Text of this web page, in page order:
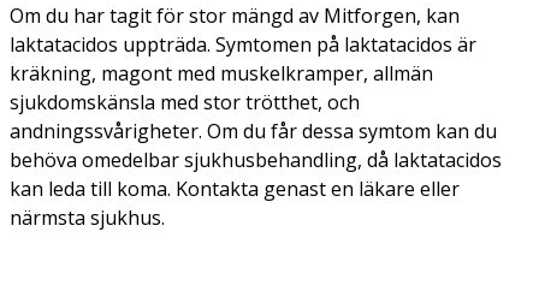
Om du har tagit för stor mängd av Mitforgen, kan
laktatacidos uppträda. Symtomen på laktatacidos är
kräkning, magont med muskelkramper, allmän
sjukdomskänsla med stor trötthet, och
andningssvårigheter. Om du får dessa symtom kan du
behöva omedelbar sjukhusbehandling, då laktatacidos
kan leda till koma. Kontakta genast en läkare eller
närmsta sjukhus.